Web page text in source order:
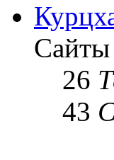
Сайты
26
43